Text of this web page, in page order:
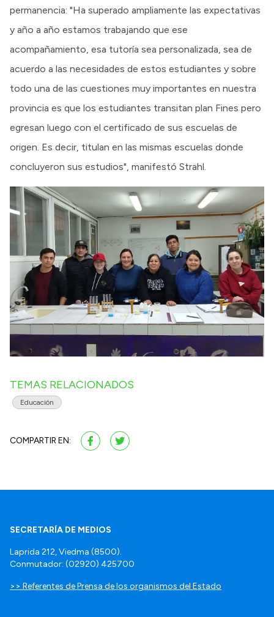
permanencia: "Ha superado ampliamente las expectativas
y año a año estamos trabajando que ese
acompañamiento, esa tutoría sea personalizada, sea de
acuerdo a las necesidades de estos estudiantes y sobre
todo una de las cuestiones muy importantes en nuestra
provincia es que los estudiantes transitan plan Fines pero
egresan luego con el certificado de sus escuelas de
origen. Es decir, titulan en las mismas escuelas donde
concluyeron sus estudios", manifestó Strahl.
TEMAS RELACIONADOS
Educación
COMPARTIR EN:
SECRETARÍA DE MEDIOS
Laprida 212, Viedma (8500).
Conmutador: (02920) 425700
>> Referentes de Prensa de los organismos del Estado